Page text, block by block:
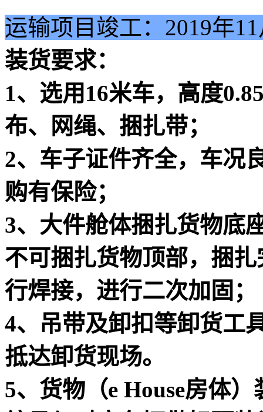
运输项目竣工： 2019年
装货要求：
1、选用16米车，高度
布、网绳、捆扎带；
2、车子证件齐全，车况
购有保险；
3、大件舱体捆扎货物底
不可捆扎货物顶部，捆
行焊接，进行二次加固；
4、吊带及卸扣等卸货工
抵达卸货现场。
5、货物（e House房体